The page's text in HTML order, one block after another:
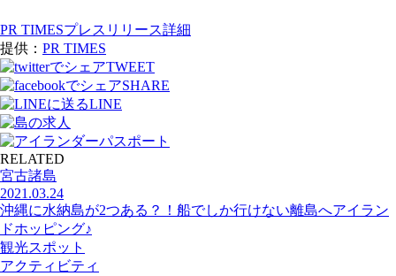
PR TIMESプレスリリース詳細
提供： PR TIMES
TWEET
SHARE
LINE
RELATED
宮古諸島
2021.03.24
沖縄に水納島が2つある？！船でしか行けない離島へアイラン
ドホッピング♪
観光スポット
アクティビティ